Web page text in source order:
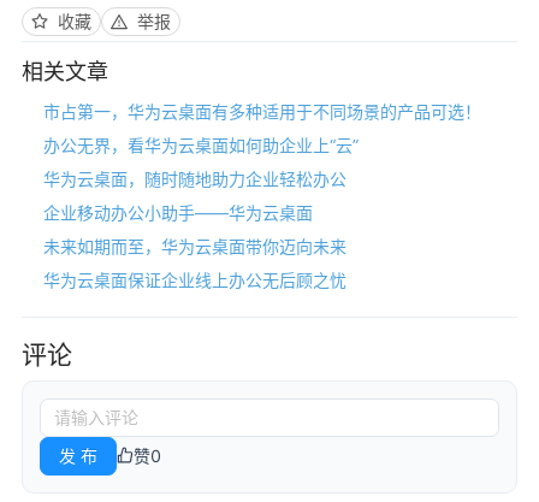
收藏 举报
相关文章
市占第一，华为云桌面有多种适用于不同场景的产品可选！
办公无界，看华为云桌面如何助企业上“云”
华为云桌面，随时随地助力企业轻松办公
企业移动办公小助手——华为云桌面
未来如期而至，华为云桌面带你迈向未来
华为云桌面保证企业线上办公无后顾之忧
评论
发 布 赞0